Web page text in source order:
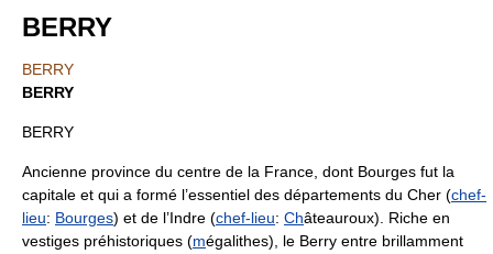
BERRY
BERRY
BERRY
BERRY
Ancienne province du centre de la France, dont Bourges fut la
capitale et qui a formé l’essentiel des départements du Cher (chef-
lieu: Bourges) et de l’Indre (chef-lieu: Châteauroux). Riche en
vestiges préhistoriques (mégalithes), le Berry entre brillamment